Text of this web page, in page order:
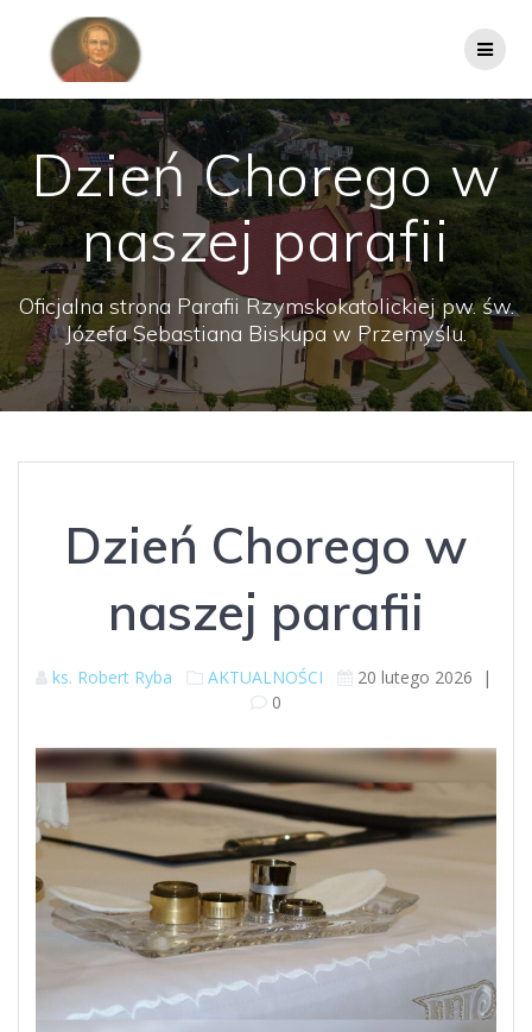
Dzień Chorego w
naszej parafii
Oficjalna strona Parafii Rzymskokatolickiej pw. św.
Józefa Sebastiana Biskupa w Przemyślu.
Dzień Chorego w
naszej parafii
ks. Robert Ryba AKTUALNOŚCI 20 lutego 2026 |
0